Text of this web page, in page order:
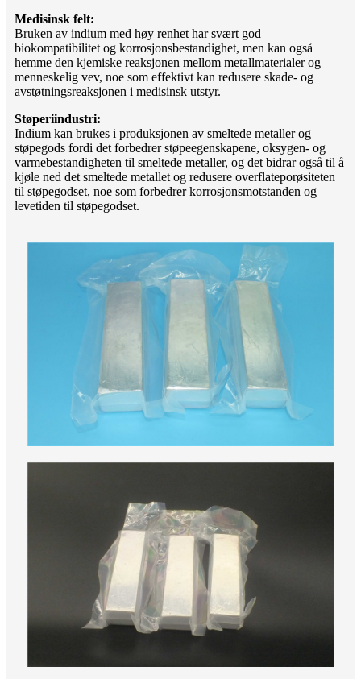
Medisinsk felt:
Bruken av indium med høy renhet har svært god
biokompatibilitet og korrosjonsbestandighet, men kan også
hemme den kjemiske reaksjonen mellom metallmaterialer og
menneskelig vev, noe som effektivt kan redusere skade- og
avstøtningsreaksjonen i medisinsk utstyr.
Støperiindustri:
Indium kan brukes i produksjonen av smeltede metaller og
støpegods fordi det forbedrer støpeegenskapene, oksygen- og
varmebestandigheten til smeltede metaller, og det bidrar også til å
kjøle ned det smeltede metallet og redusere overflateporøsiteten
til støpegodset, noe som forbedrer korrosjonsmotstanden og
levetiden til støpegodset.